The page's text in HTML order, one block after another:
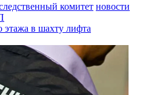
комитет новости
этажа в шахту лифта